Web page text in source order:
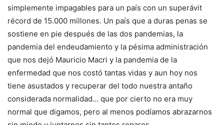
simplemente impagables para un país con un superávit
récord de 15.000 millones. Un país que a duras penas se
sostiene en pie después de las dos pandemias, la
pandemia del endeudamiento y la pésima administración
que nos dejó Mauricio Macri y la pandemia de la
enfermedad que nos costó tantas vidas y aun hoy nos
tiene asustados y recuperar del todo nuestra antaño
considerada normalidad… que por cierto no era muy
normal que digamos, pero al menos podíamos abrazarnos